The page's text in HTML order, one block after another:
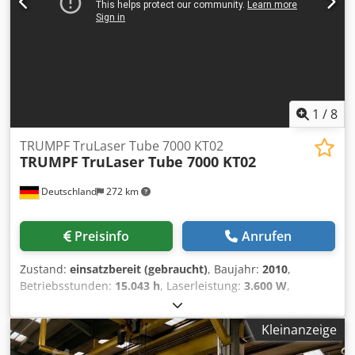
1 /8
Deutschland 272 km
TRUMPF TruLaser Tube 7000 KT02
TRUMPF TruLaser Tube 7000 KT02
Preisinfo Anrufen
Zustand: einsatzbereit (gebraucht), Baujahr: 2010,
Betriebsstunden: 15.043 h, Laserleistung: 3.600 W,
6.500 mm
Diese TRUMPF TruLaser Tube 7000 KT02 wurde im Jahr
2010 hergestellt. Sie verfügt über einen Arbeitsbereich von
Kleinanzeige